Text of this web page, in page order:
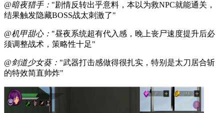
@暗夜猎手： "剧情反转出乎意料，本以为救NPC就能通关，
结果触发隐藏BOSS战太刺激了"
@机甲甜心： "昼夜系统超有代入感，晚上丧尸速度提升后必
须调整战术，策略性十足"
@剑道少女葵： "武器打击感做得很扎实，特别是太刀居合斩
的特效简直帅炸"